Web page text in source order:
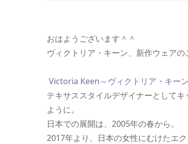
おはようございます＾＾
ヴィクトリア・キーン、新作ウェアの
Victoria Keen～ヴィクトリア・キーン
テキサススタイルデザイナーとして
ように。
日本での展開は、2005年の春から。
2017年より、日本の女性にむけたエ